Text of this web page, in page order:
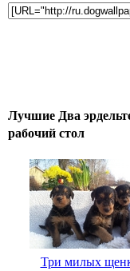
Лучшие Два
рабочий стол
Три милых